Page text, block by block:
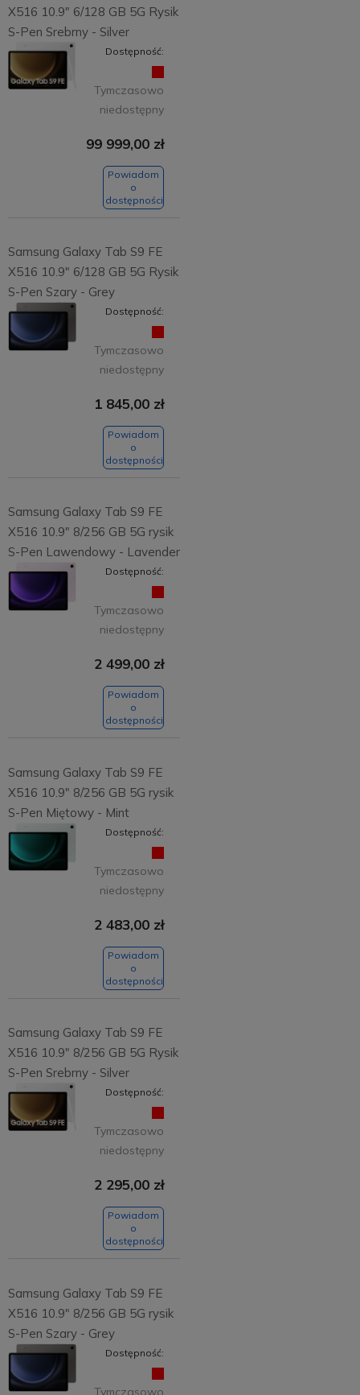
X516 10.9" 6/128 GB 5G Rysik
S-Pen Srebrny - Silver
Dostępność:
Tymczasowo
niedostępny
99 999,00 zł
Powiadom
o
dostępności
Samsung Galaxy Tab S9 FE
X516 10.9" 6/128 GB 5G Rysik
S-Pen Szary - Grey
Dostępność:
Tymczasowo
niedostępny
1 845,00 zł
Powiadom
o
dostępności
Samsung Galaxy Tab S9 FE
X516 10.9" 8/256 GB 5G rysik
S-Pen Lawendowy - Lavender
Dostępność:
Tymczasowo
niedostępny
2 499,00 zł
Powiadom
o
dostępności
Samsung Galaxy Tab S9 FE
X516 10.9" 8/256 GB 5G rysik
S-Pen Miętowy - Mint
Dostępność:
Tymczasowo
niedostępny
2 483,00 zł
Powiadom
o
dostępności
Samsung Galaxy Tab S9 FE
X516 10.9" 8/256 GB 5G Rysik
S-Pen Srebrny - Silver
Dostępność:
Tymczasowo
niedostępny
2 295,00 zł
Powiadom
o
dostępności
Samsung Galaxy Tab S9 FE
X516 10.9" 8/256 GB 5G rysik
S-Pen Szary - Grey
Dostępność:
Tymczasowo